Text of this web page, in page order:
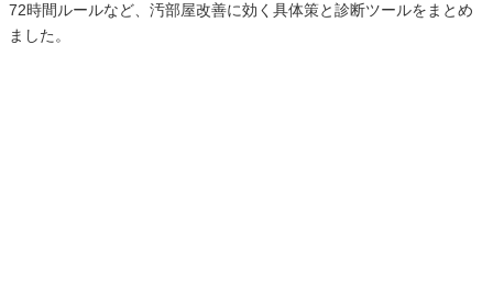
72時間ルールなど、汚部屋改善に効く具体策と診断ツールをまとめ
ました。